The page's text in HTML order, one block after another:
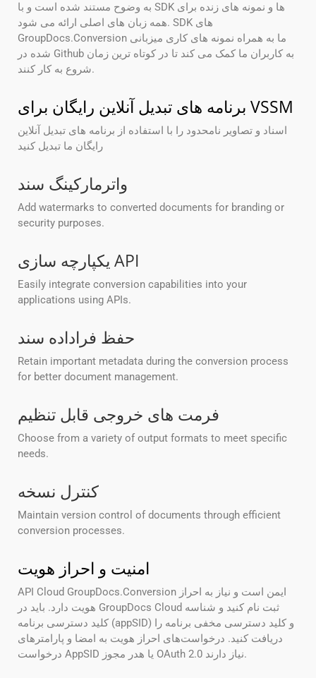
به وضوح مستند شده است و با SDK ها و نمونه های زنده برای
همه زبان های اصلی ارائه می شود. SDK های
GroupDocs.Conversion ما به همراه نمونه های کاری میزبانی
شده در Github به کاربران ما کمک می کند تا در کوتاه ترین زمان
شروع به کار کنند.
برنامه های تبدیل آنلاین رایگان برای VSSM
اسناد و تصاویر نامحدود را با استفاده از برنامه های تبدیل آنلاین
رایگان ما تبدیل کنید
واترمارکینگ سند
Add watermarks to converted documents for branding or
security purposes.
یکپارچه سازی API
Easily integrate conversion capabilities into your
applications using APIs.
حفظ فراداده سند
Retain important metadata during the conversion process
for better document management.
فرمت های خروجی قابل تنظیم
Choose from a variety of output formats to meet specific
needs.
کنترل نسخه
Maintain version control of documents through efficient
conversion processes.
امنیت و احراز هویت
API Cloud GroupDocs.Conversion ایمن است و نیاز به احراز
هویت دارد. باید در GroupDocs Cloud ثبت نام کنید و شناسه
کلید دسترسی برنامه (appSID) و کلید دسترسی مخفی برنامه را
دریافت کنید. درخواست‌های احراز هویت به امضا و پارامترهای
درخواست AppSID یا هدر مجوز OAuth 2.0 نیاز دارند.